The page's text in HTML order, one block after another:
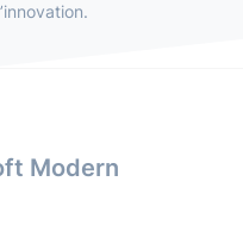
Modern